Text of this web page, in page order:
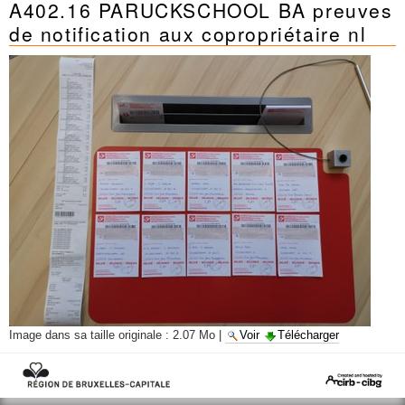
Mots-clés
Renseignements urbanistiques
A402.16 PARUCKSCHOOL BA preuves
de notification aux copropriétaire nl
Image dans sa taille originale : 2.07 Mo Voir Télécharger